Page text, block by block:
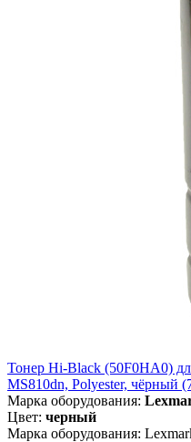
Тонер Hi-Black (50F0HA0)
MS810dn, Polyester, чёрный
Марка оборудования:
Цвет: черный
Марка оборудования: